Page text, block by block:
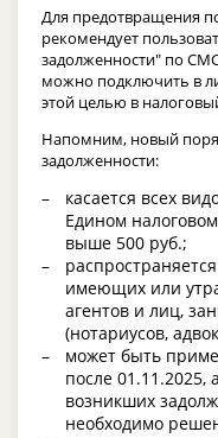
Для предотвращения
рекомендует
задолженности" по
можно подключить в
этой целью в
Напомним, новый
задолженности:
касается всех
Едином
выше 500 руб.;
имеющих или
агентов и лиц,
(нотариусов,
может быть
после 01.11.2025,
возникших
необходимо